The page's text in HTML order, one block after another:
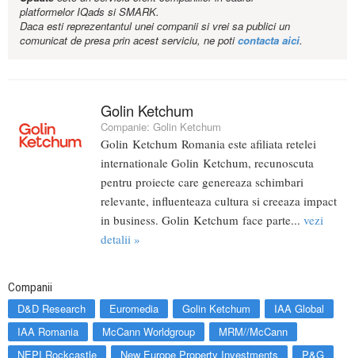
platformelor IQads si SMARK.
Daca esti reprezentantul unei companii si vrei sa publici un
comunicat de presa prin acest serviciu, ne poticontacta aici.
Golin Ketchum
Companie: Golin Ketchum
Golin Ketchum Romania este afiliata retelei
internationale Golin Ketchum, recunoscuta
pentru proiecte care genereaza schimbari
relevante, influenteaza cultura si creeaza impact
in business. Golin Ketchum face parte... vezi
detalii »
Companii
D&D Research Euromedia Golin Ketchum
IAA Global
IAA Romania
McCann Worldgroup
MRM//McCann
NEPI Rockcastle
New Europe Property Investments
P&G